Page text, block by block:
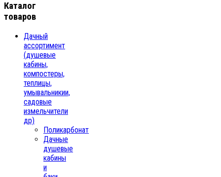
Каталог
товаров
Дачный
ассортимент
(душевые
кабины,
компостеры,
теплицы,
умывальникии,
садовые
измельчители
др)
Поликарбонат
Дачные
душевые
кабины
и